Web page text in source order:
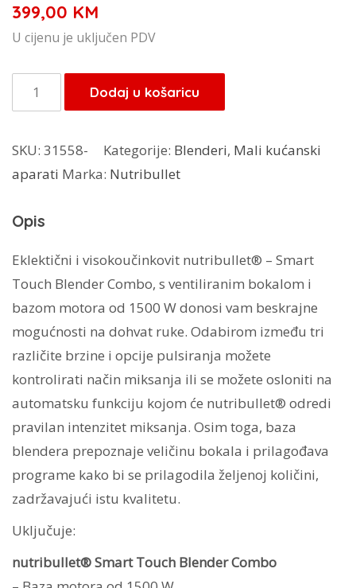
399,00 KM
U cijenu je uključen PDV
Nutribullet
Smart
Blender
Combo
W
količina
Dodaj u košaricu
SKU: 31558- Kategorije: Blenderi, Mali kućanski
aparati Marka: Nutribullet
Opis
Eklektični i visokoučinkovit nutribullet® – Smart
Touch Blender Combo, s ventiliranim bokalom i
bazom motora od 1500 W donosi vam beskrajne
mogućnosti na dohvat ruke. Odabirom između tri
različite brzine i opcije pulsiranja možete
kontrolirati način miksanja ili se možete osloniti na
automatsku funkciju kojom će nutribullet® odredi
pravilan intenzitet miksanja. Osim toga, baza
blendera prepoznaje veličinu bokala i prilagođava
programe kako bi se prilagodila željenoj količini,
zadržavajući istu kvalitetu.
Uključuje:
nutribullet® Smart Touch Blender Combo